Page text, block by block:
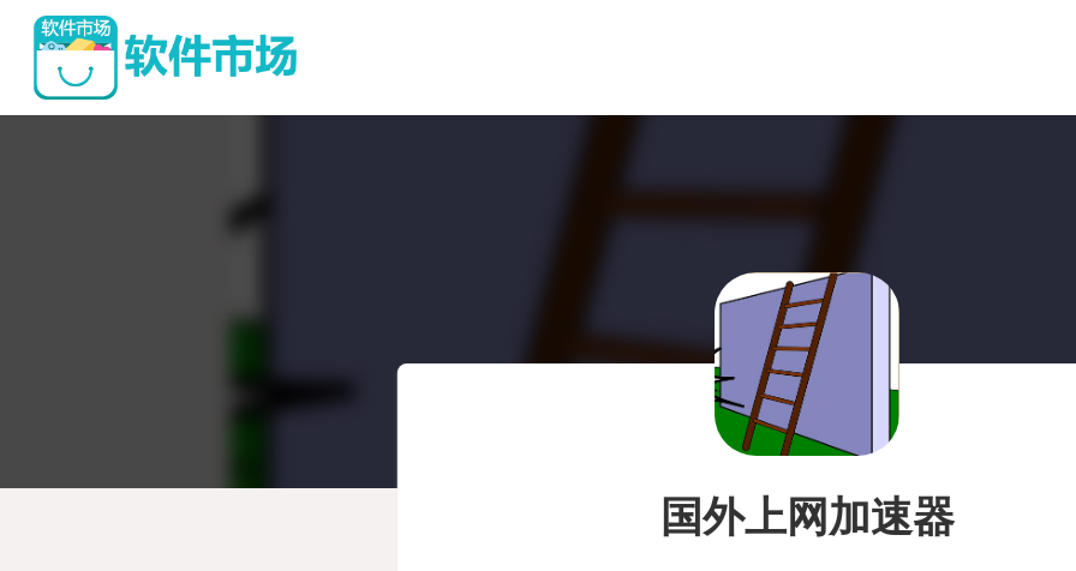
国外上网加速器